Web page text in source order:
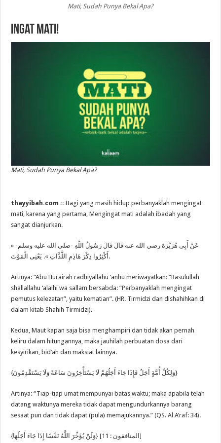
Mati, Sudah Punya Bekal Apa?
Ingat Mati!
Mati, Sudah Punya Bekal Apa?
thayyibah.com ::Bagi yang masih hidup perbanyaklah mengingat
mati, karena yang pertama, Mengingat mati adalah ibadah yang
sangat dianjurkan.
عَنْ أَبِى هُرَيْرَةَ رضي الله عنه قَالَ قَالَ رَسُولُ اللَّهِ -صلى الله عليه وسلم- «
أَكْثِرُوا ذِكْرَ هَاذِمِ اللَّذَّاتِ ». يَعْنِى الْمَوْتَ.
Artinya: “Abu Hurairah radhiyallahu ‘anhu meriwayatkan: “Rasulullah
shallallahu ‘alaihi wa sallam bersabda: “Perbanyaklah mengingat
pemutus kelezatan”, yaitu kematian”. (HR. Tirmidzi dan dishahihkan di
dalam kitab Shahih Tirmidzi).
Kedua, Maut kapan saja bisa menghampiri dan tidak akan pernah
keliru dalam hitungannya, maka jauhilah perbuatan dosa dari
kesyirikan, bid’ah dan maksiat lainnya.
{وَلِكُلِّ أُمَّةٍ أَجَلٌ فَإِذَا جَاءَ أَجَلُهُمْ لَا يَسْتَأْخِرُونَ سَاعَةً وَلَا يَسْتَقْدِمُونَ}
Artinya: “Tiap-tiap umat mempunyai batas waktu; maka apabila telah
datang waktunya mereka tidak dapat mengundurkannya barang
sesaat pun dan tidak dapat (pula) memajukannya.” (QS. Al A’raf: 34).
{وَلَنْ يُؤَخِّرَ اللَّهُ نَفْسًا إِذَا جَاءَ أَجَلُهَا} [المنافقون : 11]